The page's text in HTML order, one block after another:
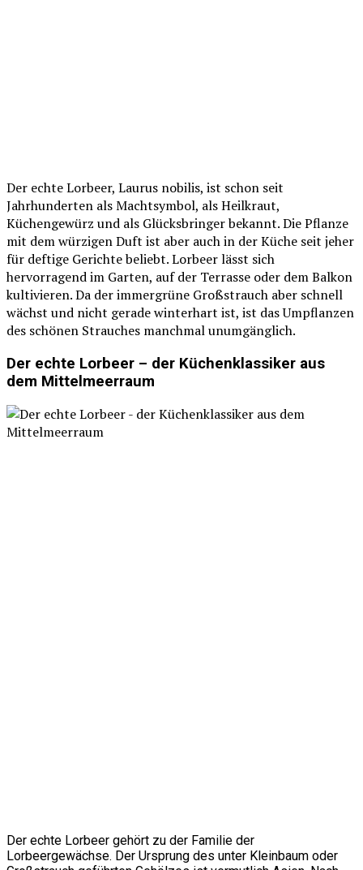
Der echte Lorbeer, Laurus nobilis, ist schon seit
Jahrhunderten als Machtsymbol, als Heilkraut,
Küchengewürz und als Glücksbringer bekannt. Die Pflanze
mit dem würzigen Duft ist aber auch in der Küche seit jeher
für deftige Gerichte beliebt. Lorbeer lässt sich
hervorragend im Garten, auf der Terrasse oder dem Balkon
kultivieren. Da der immergrüne Großstrauch aber schnell
wächst und nicht gerade winterhart ist, ist das Umpflanzen
des schönen Strauches manchmal unumgänglich.
Der echte Lorbeer – der Küchenklassiker aus
dem Mittelmeerraum
Der echte Lorbeer gehört zu der Familie der
Lorbeergewächse. Der Ursprung des unter Kleinbaum oder